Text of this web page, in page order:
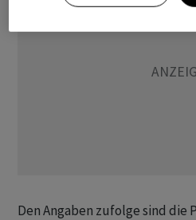
Den Angaben zufolge sind die